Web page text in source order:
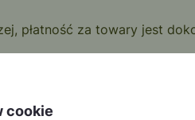
płatność za towary jest
jakich możemy w
zmienić uzgodnione
sposób.
cookie